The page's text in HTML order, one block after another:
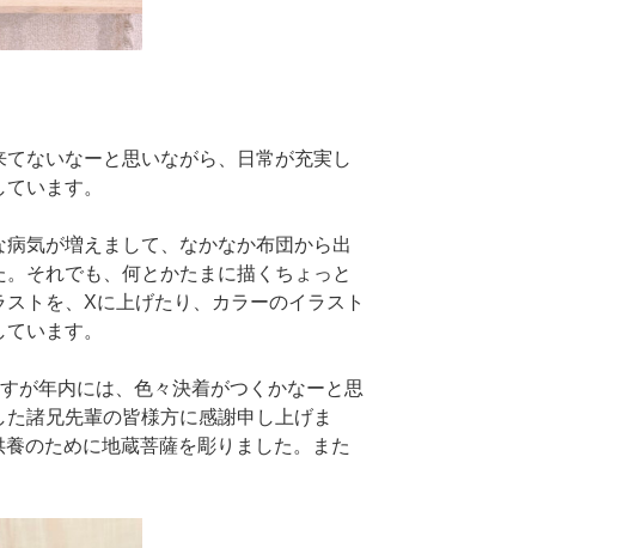
ないなーと思いながら、日常が充実し
います。
気が増えまして、なかなか布団から出
それでも、何とかたまに描くちょっと
トを、Xに上げたり、カラーのイラスト
います。
が年内には、色々決着がつくかなーと思
諸兄先輩の皆様方に感謝申し上げま
のために地蔵菩薩を彫りました。また